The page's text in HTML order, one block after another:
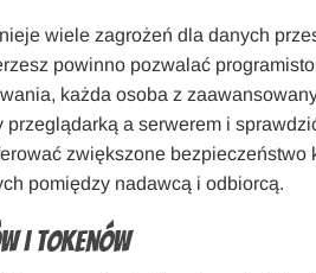
wiele zagrożeń dla danych
powinno pozwalać
każda osoba z
a serwerem i
zwiększone
pomiędzy nadawcą i odbiorcą.
i tokenów